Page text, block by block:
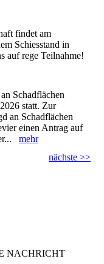
findet am
Schiesstand in
auf rege Teilnahme!
Schadflächen
statt. Zur
an Schadflächen
einen Antrag auf
mehr
nächste >>
NACHRICHT